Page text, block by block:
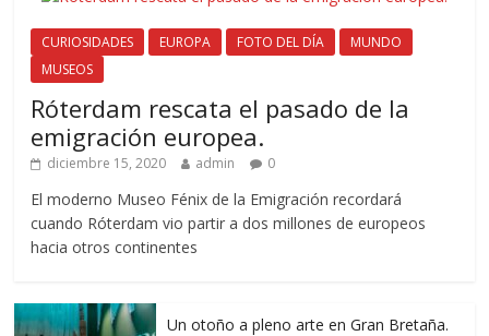
CURIOSIDADES EUROPA FOTO DEL DÍA
MUNDO
MUSEOS
Róterdam rescata el pasado de la
emigración europea.
diciembre 15, 2020 admin 0
El moderno Museo Fénix de la Emigración recordará
cuando Róterdam vio partir a dos millones de europeos
hacia otros continentes
Un otoño a pleno arte en Gran Bretaña.